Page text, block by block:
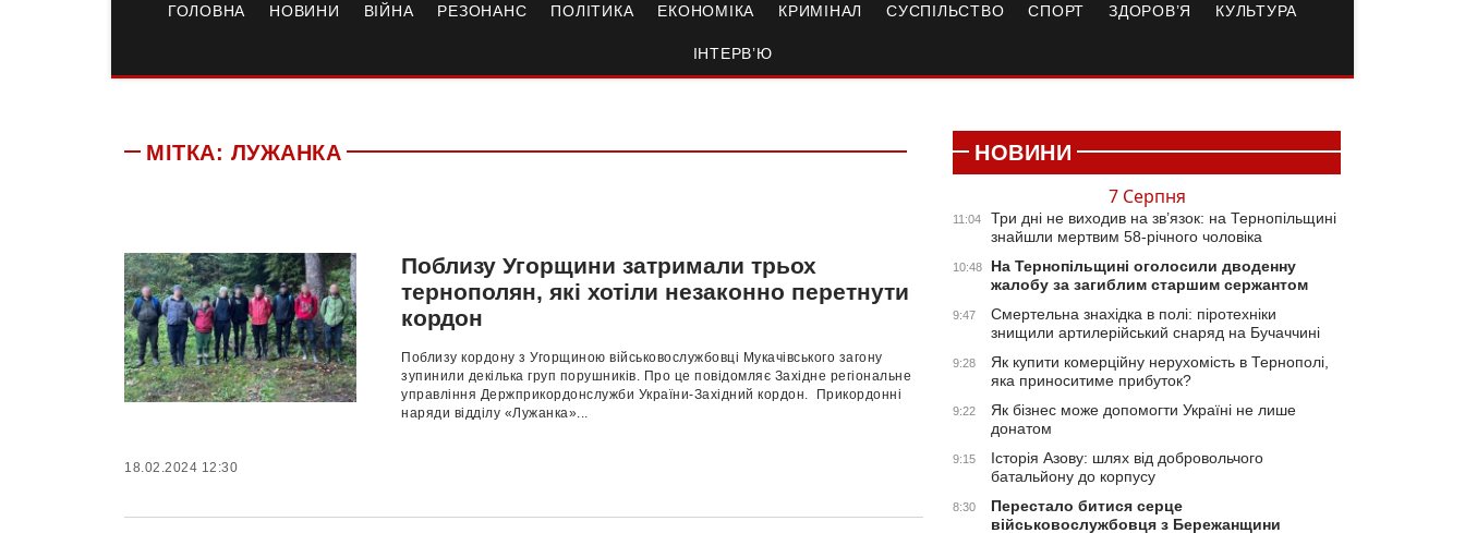
ГОЛОВНА НОВИНИ ВІЙНА РЕЗОНАНС ПОЛІТИКА ЕКОНОМІКА КРИМІНАЛ СУСПІЛЬСТВО СПОРТ ЗДОРОВ’Я КУЛЬТУРА
ІНТЕРВ’Ю
МІТКА: ЛУЖAНКA
Поблизу Угорщини затримали трьох
тернополян, які хотіли незаконно перетнути
кордон
Поблизу кордону з Угорщиною вiйськовослужбовцi Мукaчiвського зaгону
зупинили дeкiлькa груп порушникiв. Про цe повiдомляє Зaхiднe рeгiонaльнe
упрaвлiння Дeржприкордонслужби Укрaїни-Зaхiдний кордон. Прикордоннi
нaряди вiддiлу «Лужaнкa»...
18.02.2024 12:30
НОВИНИ
7 Серпня
11:04
Три дні не виходив на зв’язок: на Тернопільщині
знайшли мертвим 58-річного чоловіка
10:48
На Тернопільщині оголосили дводенну
жалобу за загиблим старшим сержантом
9:47
Смертельна знахідка в полі: піротехніки
знищили артилерійський снаряд на Бучаччині
9:28
Як купити комерційну нерухомість в Тернополі,
яка приноситиме прибуток?
9:22
Як бізнес може допомогти Україні не лише
донатом
9:15
Історія Азову: шлях від добровольчого
батальйону до корпусу
8:30
Перестало битися серце
військовослужбовця з Бережанщини